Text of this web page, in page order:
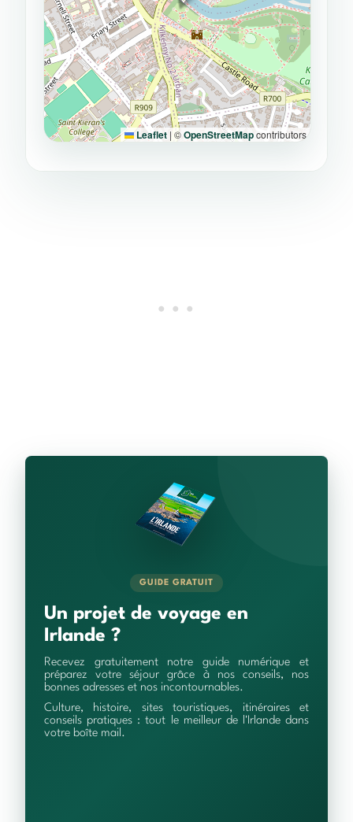
Leaflet | ©OpenStreetMapcontributors
GUIDE GRATUIT
Un projet de voyage en
Irlande ?
Recevez gratuitement notre guide numérique et
préparez votre séjour grâce à nos conseils, nos
bonnes adresses et nos incontournables.
Culture, histoire, sites touristiques, itinéraires et
conseils pratiques : tout le meilleur de l'Irlande dans
votre boîte mail.